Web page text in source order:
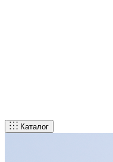
Каталог